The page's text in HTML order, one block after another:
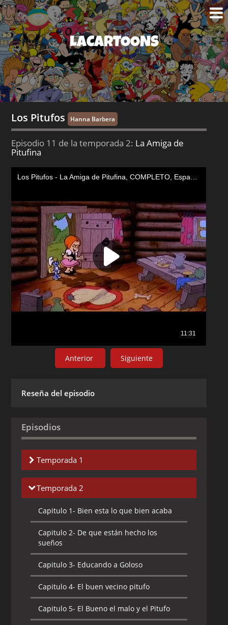
LACARTOONS
Los Pitufos Hanna Barbera
Episodio 11 de la temporada 2: La Amiga de
Pitufina
Anterior Siguiente
Reseña del episodio
Episodios
Temporada 1
Capitulo 1-
La Gran Sequía
Capitulo 2- El amigo más pitufo
Capitulo 3- El Astropitufo
Temporada 2
Capitulo 1- Bien esta lo que bien acaba
Capitulo 2- De que están hecho los
sueños
Capitulo 3- Educando a Goloso
Capitulo 4- El buen vecino pitufo
Capitulo 5- El Bueno el malo y el Pitufo